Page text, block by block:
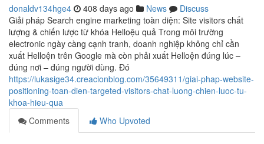
donaldv134hge4 408 days ago News
Discuss
Giải pháp Search engine marketing toàn diện: Site visitors chất
lượng & chiến lược từ khóa Helloệu quả Trong môi trường
electronic ngày càng cạnh tranh, doanh nghiệp không chỉ cần
xuất Helloện trên Google mà còn phải xuất Helloện đúng lúc –
đúng nơi – đúng người dùng. Đó
https://lukasige34.creacionblog.com/35649311/giai-phap-website-
positioning-toan-dien-targeted-visitors-chat-luong-chien-luoc-tu-
khoa-hieu-qua
Comments
Who Upvoted